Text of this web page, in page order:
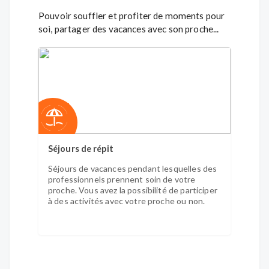
Pouvoir souffler et profiter de moments pour
soi, partager des vacances avec son proche...
Séjours de répit
Séjours de vacances pendant lesquelles des
professionnels prennent soin de votre
proche. Vous avez la possibilité de participer
à des activités avec votre proche ou non.